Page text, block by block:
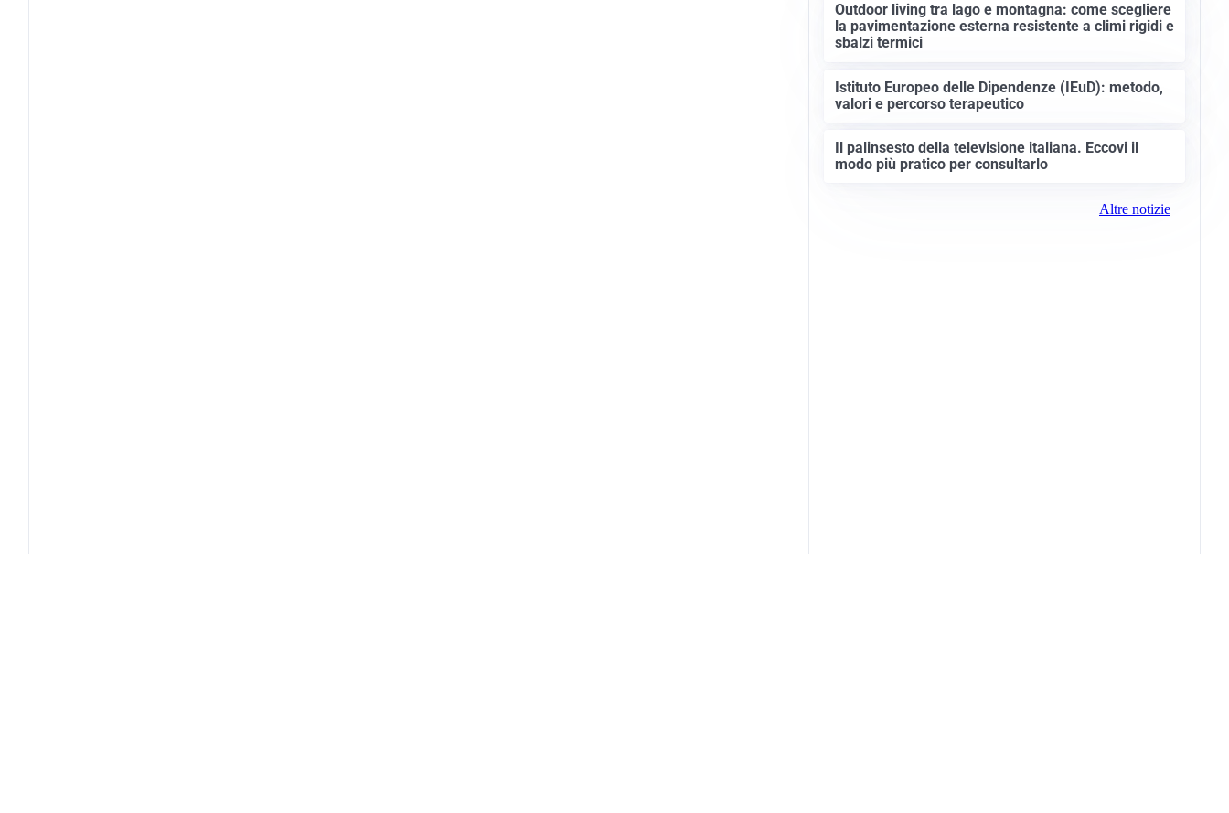
Outdoor living tra lago e montagna: come scegliere
la pavimentazione esterna resistente a climi rigidi e
sbalzi termici
Istituto Europeo delle Dipendenze (IEuD): metodo,
valori e percorso terapeutico
Il palinsesto della televisione italiana. Eccovi il
modo più pratico per consultarlo
Altre notizie